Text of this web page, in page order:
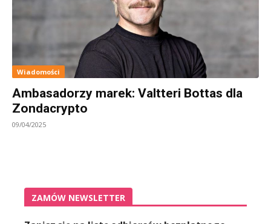
Wiadomości
Ambasadorzy marek: Valtteri Bottas dla
Zondacrypto
09/04/2025
ZAMÓW NEWSLETTER